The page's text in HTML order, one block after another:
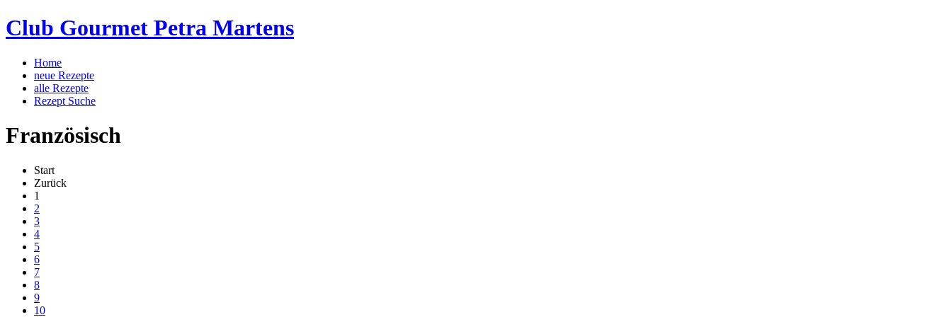
Club Gourmet Petra Martens
Home
neue Rezepte
alle Rezepte
Rezept Suche
Französisch
Start
Zurück
1
2
3
4
5
6
7
8
9
10